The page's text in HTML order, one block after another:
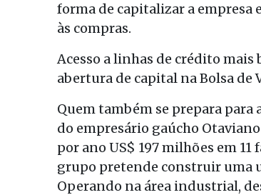
forma de capitalizar a empresa
às compras.
Acesso a linhas de crédito
abertura de capital na Bolsa de
Quem também se prepara para
do empresário gaúcho
por ano US$ 197 milhões em
grupo pretende construir uma
Operando na área industrial,